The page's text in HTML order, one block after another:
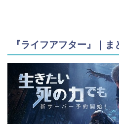
『ライフアフター』｜ま